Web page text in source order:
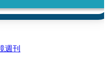
週刊